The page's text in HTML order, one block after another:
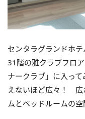
センタラグランドホ
31階の雅クラブフロ
ナークラブ」に入っ
えないほど広々！ 広
ムとベッドルームの空